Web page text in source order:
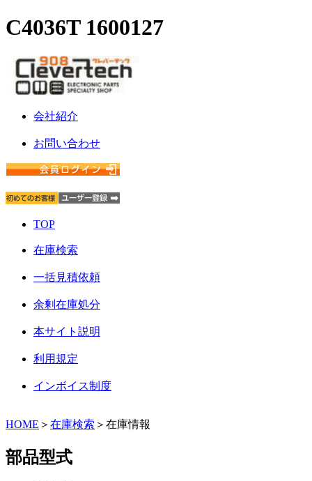
C4036T 1600127
会社紹介
お問い合わせ
TOP
在庫検索
一括見積依頼
余剰在庫処分
本サイト説明
利用規定
インボイス制度
HOME ＞ 在庫検索 ＞在庫情報
部品型式